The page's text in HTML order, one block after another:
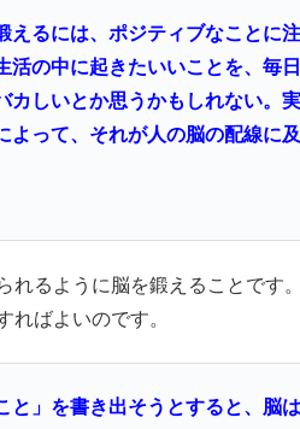
るには、ポジティブなことに
の中に起きたいいことを、毎
カしいとか思うかもしれない。
よって、それが人の脳の配線に
るように脳を鍛えることです。
ればよいのです。
と」を書き出そうとすると、脳